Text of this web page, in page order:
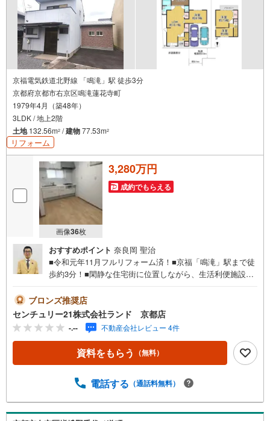
京福電気鉄道北野線 「鳴滝」駅 徒歩3分
京都府京都市右京区鳴滝蓮花寺町
1979年4月（築48年）
3LDK / 地上2階
土地132.56m2 /建物77.53m2
リフォーム
画像36枚
3,280万円
成約でもらえる
おすすめポイント 奈良岡 聖治
■令和元年11月フルリフォーム済！■京福「鳴滝」駅まで徒
歩約3分！■閑静な住宅街に位置しながら、生活利便施設も
1月フルリフォーム内容・キッチン、洗面化粧台、トイレ、
給湯器、防水パン新調・全室クロス張替・フローリング張
替・ウッドデッキ造作・外壁塗装・建具新調・ハウスクリ
ーニング他■2023年10月:1階洋室増築＜センチュリー21ラ
ンドについて＞●センチュリー21ランド京都店は・・・
お客様のご希望をお客様の目線でご満足いただけるお住い
ど、些細なことでもお気軽にご相談下さいませ！●リフォー
徒歩約6分○京都市営地下鉄烏丸線 「今出川」駅 徒歩約10
分○営業時間:10:00～20:00（火曜日・水曜日定休日※祝日は
ブロンズ推奨店
センチュリー21株式会社ランド 京都店
-.-- 不動産会社レビュー 4件
資料をもらう （無料）
電話する （通話料無料）